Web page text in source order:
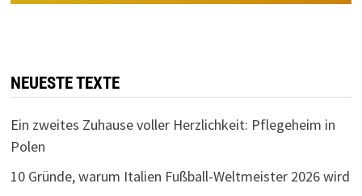
NEUESTE TEXTE
Ein zweites Zuhause voller Herzlichkeit: Pflegeheim in
Polen
10 Gründe, warum Italien Fußball-Weltmeister 2026 wird